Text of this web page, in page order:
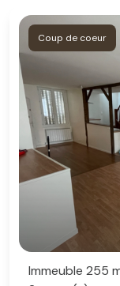
Coup de coeur
Immeuble 255